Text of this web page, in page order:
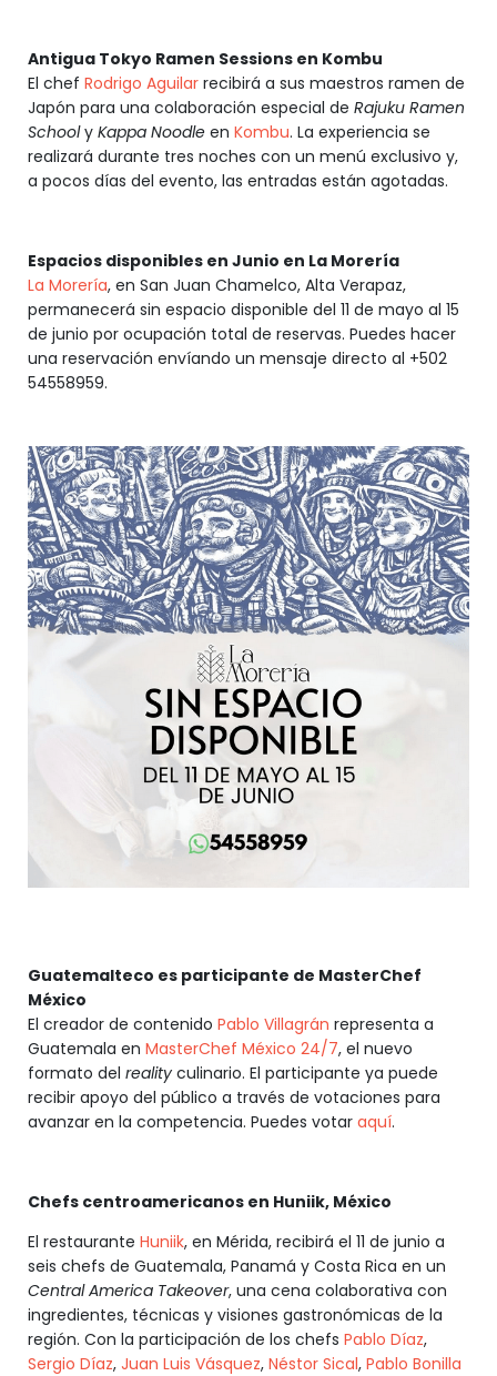
Antigua Tokyo Ramen Sessions en Kombu
El chef Rodrigo Aguilar recibirá a sus maestros ramen de
Japón para una colaboración especial de Rajuku Ramen
Schooly Kappa Noodle en Kombu. La experiencia se
realizará durante tres noches con un menú exclusivo y,
a pocos días del evento, las entradas están agotadas.
Espacios disponibles en Junio en La Morería
La Morería, en San Juan Chamelco, Alta Verapaz,
permanecerá sin espacio disponible del 11 de mayo al 15
de junio por ocupación total de reservas. Puedes hacer
una reservación envíando un mensaje directo al +502
54558959.
Guatemalteco es participante de MasterChef
México
El creador de contenido Pablo Villagrán representa a
Guatemala en MasterChef México 24/7, el nuevo
formato del reality culinario. El participante ya puede
recibir apoyo del público a través de votaciones para
avanzar en la competencia. Puedes votar aquí.
Chefs centroamericanos en Huniik, México
El restaurante Huniik, en Mérida, recibirá el 11 de junio a
seis chefs de Guatemala, Panamá y Costa Rica en un
Central America Takeover, una cena colaborativa con
ingredientes, técnicas y visiones gastronómicas de la
región. Con la participación de los chefs Pablo Díaz,
Sergio Díaz, Juan Luis Vásquez, Néstor Sical, Pablo Bonilla